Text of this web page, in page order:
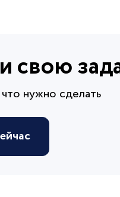
свою
нужно сделать